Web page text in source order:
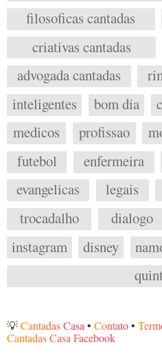
filosoficas cantadas
criativas cantadas
advogada cantadas
inteligentes
bom dia
medicos
profissao
futebol
enfermeira
evangelicas
legais
trocadalho
dialogo
instagram
disney
💡Cantadas Casa • Contato•
Cantadas Casa Facebook